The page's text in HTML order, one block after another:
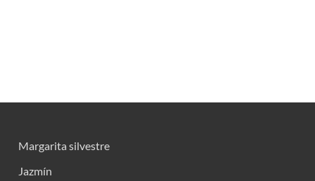
Margarita silvestre
Jazmín